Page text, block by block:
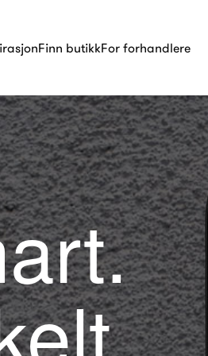
Finn butikkFor forhandlere